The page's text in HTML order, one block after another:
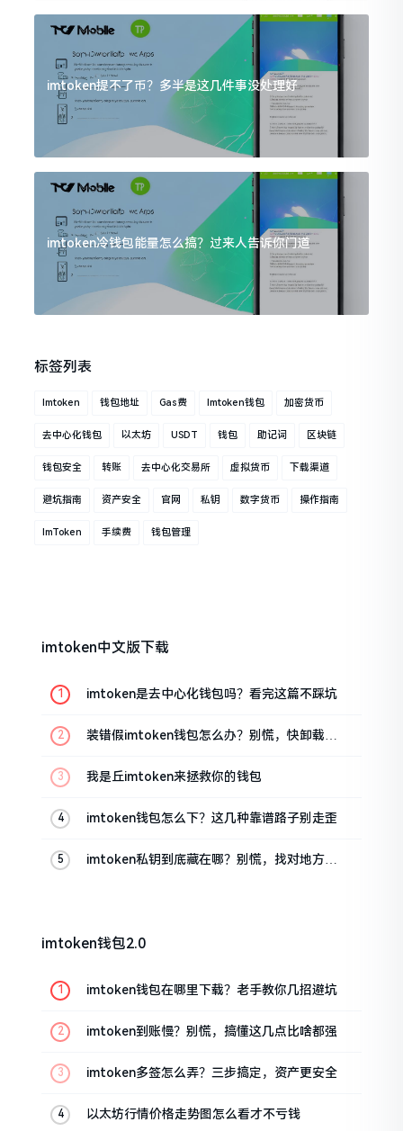
imtoken提不了币？多半是这几件事没处理好
imtoken冷钱包能量怎么搞？过来人告诉你门道
标签列表
Imtoken 钱包地址 Gas费 Imtoken钱包 加密货币
去中心化钱包 以太坊 USDT 钱包 助记词 区块链
钱包安全 转账 去中心化交易所 虚拟货币 下载渠道
避坑指南 资产安全 官网 私钥 数字货币 操作指南
ImToken 手续费 钱包管理
imtoken中文版下载
imtoken是去中心化钱包吗？看完这篇不踩坑
装错假imtoken钱包怎么办？别慌，快卸载，
我是丘imtoken来拯救你的钱包
imtoken钱包怎么下？这几种靠谱路子别走歪
imtoken私钥到底藏在哪？别慌，找对地方才
imtoken钱包2.0
imtoken钱包在哪里下载？老手教你几招避坑
imtoken到账慢？别慌，搞懂这几点比啥都强
imtoken多签怎么弄？三步搞定，资产更安全
以太坊行情价格走势图怎么看才不亏钱